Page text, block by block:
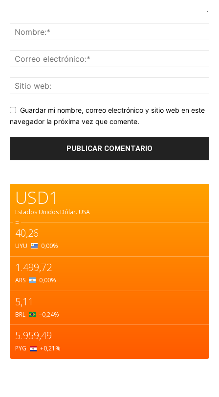
Guardar mi nombre, correo electrónico y sitio web en este
navegador la próxima vez que comente.
USD1
Estados Unidos Dólar. USA
=
40,26
UYU 0,00%
1.499,72
ARS 0,00%
5,11
BRL –0,24%
5.959,49
PYG +0,21 %